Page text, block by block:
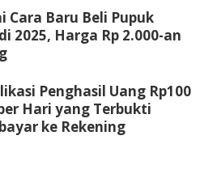
Cara Baru Beli Pupuk
2025, Harga Rp 2.000-an
Penghasil Uang Rp100
Hari yang Terbukti
ke Rekening